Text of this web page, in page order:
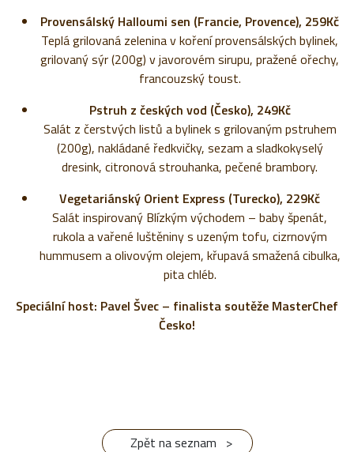
Provensálský Halloumi sen (Francie, Provence), 259Kč
Teplá grilovaná zelenina v koření provensálských bylinek,
grilovaný sýr (200g) v javorovém sirupu, pražené ořechy,
francouzský toust.
Pstruh z českých vod (Česko), 249Kč
Salát z čerstvých listů a bylinek s grilovaným pstruhem
(200g), nakládané ředkvičky, sezam a sladkokyselý
dresink, citronová strouhanka, pečené brambory.
Vegetariánský Orient Express (Turecko), 229Kč
Salát inspirovaný Blízkým východem – baby špenát,
rukola a vařené luštěniny s uzeným tofu, cizrnovým
hummusem a olivovým olejem, křupavá smažená cibulka,
pita chléb.
Speciální host: Pavel Švec – finalista soutěže MasterChef
Česko!